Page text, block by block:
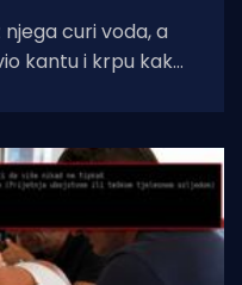
curi voda, a
kantu i krpu kako